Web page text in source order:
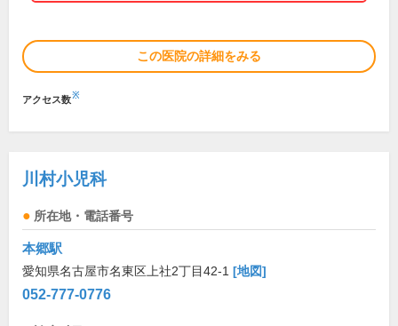
この医院の詳細をみる
アクセス数※
川村小児科
所在地・電話番号
本郷駅
愛知県名古屋市名東区上社2丁目42-1 [地図]
052-777-0776